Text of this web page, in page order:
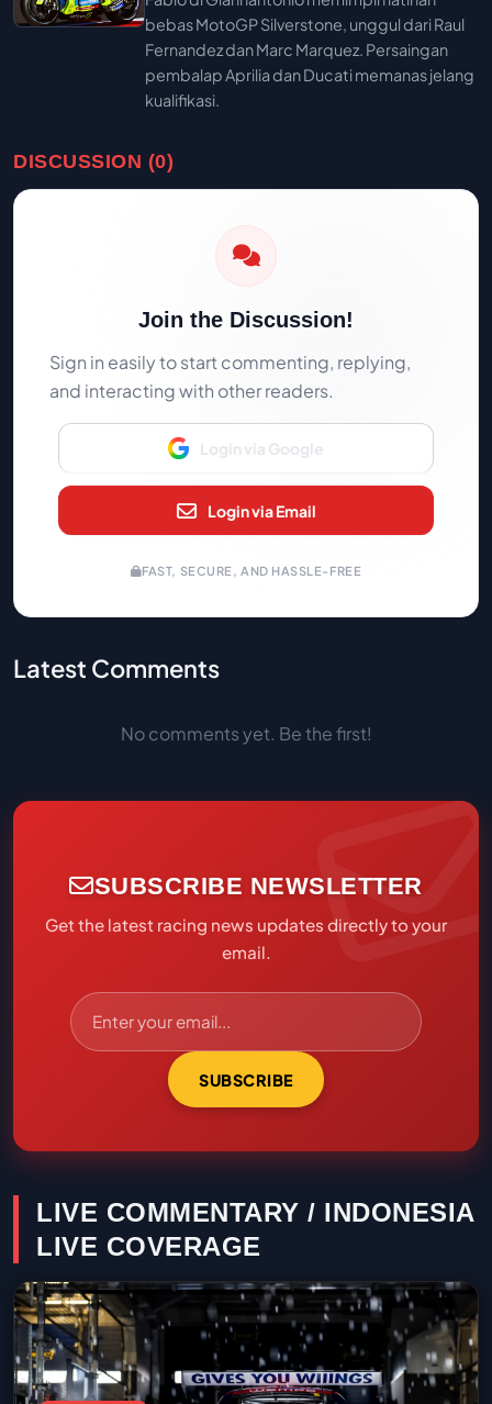
bebas MotoGP Silverstone, unggul dari Raul
Fernandez dan Marc Marquez. Persaingan
pembalap Aprilia dan Ducati memanas jelang
kualifikasi.
DISCUSSION (0)
Join the Discussion!
Sign in easily to start commenting, replying,
and interacting with other readers.
Login via Google
Login via Email
FAST, SECURE, AND HASSLE-FREE
Latest Comments
No comments yet. Be the first!
SUBSCRIBE NEWSLETTER
Get the latest racing news updates directly to your
email.
SUBSCRIBE
LIVE COMMENTARY / INDONESIA
LIVE COVERAGE